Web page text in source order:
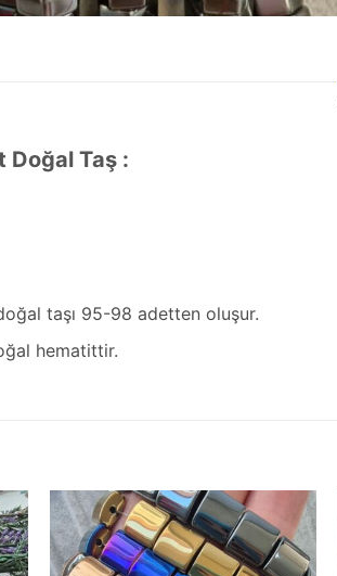
Doğal Taş :
taşı 95-98 adetten oluşur.
hematittir.